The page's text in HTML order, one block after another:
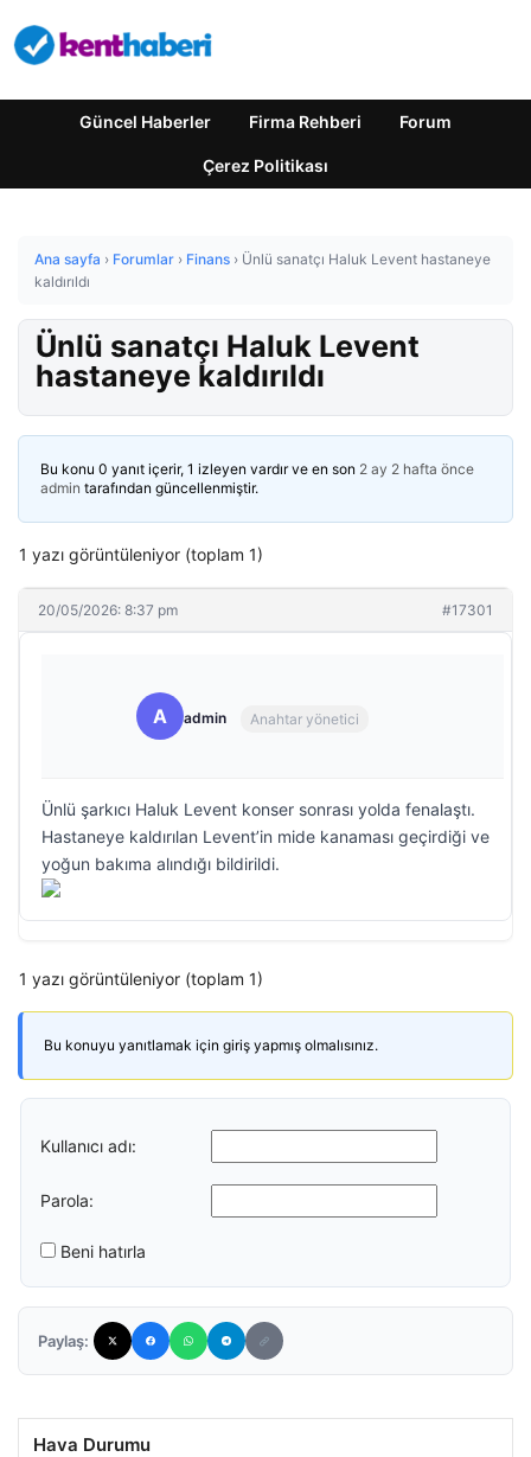
Güncel Haberler Firma Rehberi Forum
Çerez Politikası
Ana sayfa › Forumlar › Finans › Ünlü sanatçı Haluk Levent hastaneye
kaldırıldı
Ünlü sanatçı Haluk Levent
hastaneye kaldırıldı
Bu konu 0 yanıt içerir, 1 izleyen vardır ve en son 2 ay 2 hafta önce
admin tarafından güncellenmiştir.
1 yazı görüntüleniyor (toplam 1)
20/05/2026: 8:37 pm #17301
A admin Anahtar yönetici
Ünlü şarkıcı Haluk Levent konser sonrası yolda fenalaştı.
Hastaneye kaldırılan Levent’in mide kanaması geçirdiği ve
yoğun bakıma alındığı bildirildi.
1 yazı görüntüleniyor (toplam 1)
Bu konuyu yanıtlamak için giriş yapmış olmalısınız.
Kullanıcı adı:
Parola:
Beni hatırla
Paylaş:
Hava Durumu